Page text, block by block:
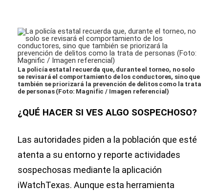
La policía estatal recuerda que, durante el torneo, no solo
se revisará el comportamiento de los conductores, sino que
también se priorizará la prevención de delitos como la trata
de personas (Foto: Magnific / Imagen referencial)
¿QUÉ HACER SI VES ALGO SOSPECHOSO?
Las autoridades piden a la población que esté
atenta a su entorno y reporte actividades
sospechosas mediante la aplicación
iWatchTexas. Aunque esta herramienta